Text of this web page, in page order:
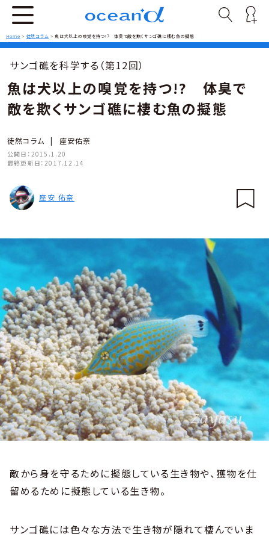
Home > 徒然コラム >魚は犬以上の嗅覚を持つ!? 体臭で敵を欺くサンゴ礁に棲む魚の擬態
サンゴ礁を科学する（第12回）
魚は犬以上の嗅覚を持つ!? 体臭で
敵を欺くサンゴ礁に棲む魚の擬態
徒然コラム | 座安佑奈
公開日： 2015.1.20
最終更新日： 2017.12.14
座安 佑奈
敵から身を守るために擬態している生き物や、獲物を仕
留めるために擬態している生き物。
サンゴ礁には色々な方法で生き物が隠れて棲んでいま